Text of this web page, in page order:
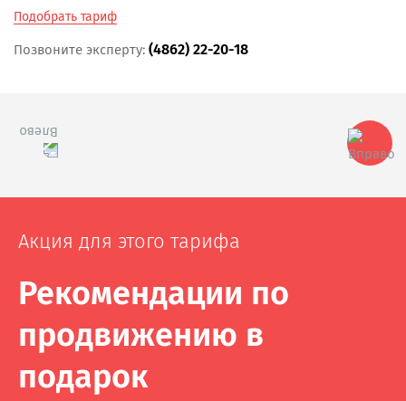
Подобрать тариф
Позвоните эксперту: (4862) 22-20-18
Акция для этого тарифа
Рекомендации по
продвижению в
подарок